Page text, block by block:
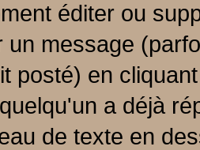
éditer ou
un message
posté) en
a déjà
de texte en